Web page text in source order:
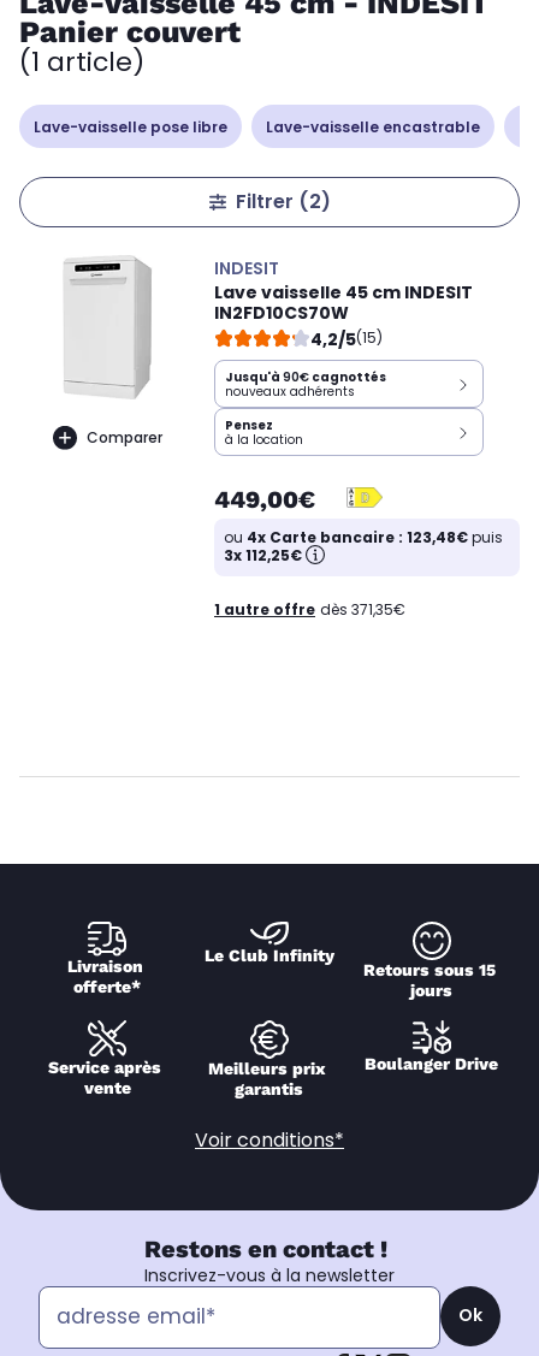
Panier couvert
(1 article)
Lave-vaisselle pose libre Lave-vaisselle encastrable
Filtrer (2)
Comparer
INDESIT
Lave vaisselle 45 cm INDESIT
IN2FD10CS70W
4,2/5(15)
Jusqu'à 90€ cagnottés
nouveaux adhérents
Pensez
à la location
449,00€
ou 4x Carte bancaire : 123,48€puis
3x 112,25€
1 autre offre dès 371,35€
Livraison
offerte*
Le Club Infinity
Retours sous 15
jours
Service après
vente
Meilleurs prix
garantis
Boulanger Drive
Voir conditions*
Restons en contact !
Inscrivez-vous à la newsletter
Ok